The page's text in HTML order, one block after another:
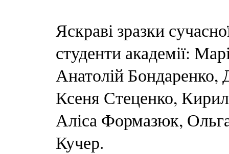
Яскраві зразки
студенти академії:
Анатолій Бондаренко,
Ксеня Стеценко,
Аліса Формазюк,
Кучер.